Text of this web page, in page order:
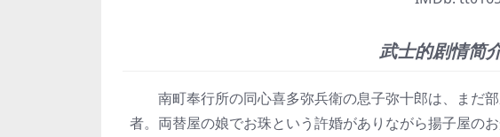
武士的剧情简
南町奉行所の同心喜多弥兵衛の息子弥十郎は、まだ
者。両替屋の娘でお珠という許婚がありながら揚子屋の